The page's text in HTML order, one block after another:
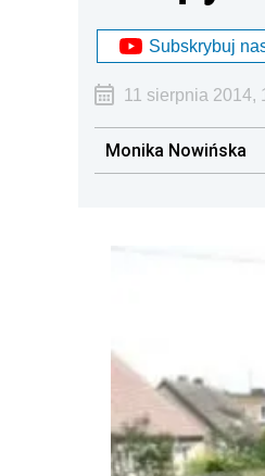
Subskrybuj
11 sierpnia 2014,
Monika Nowińska